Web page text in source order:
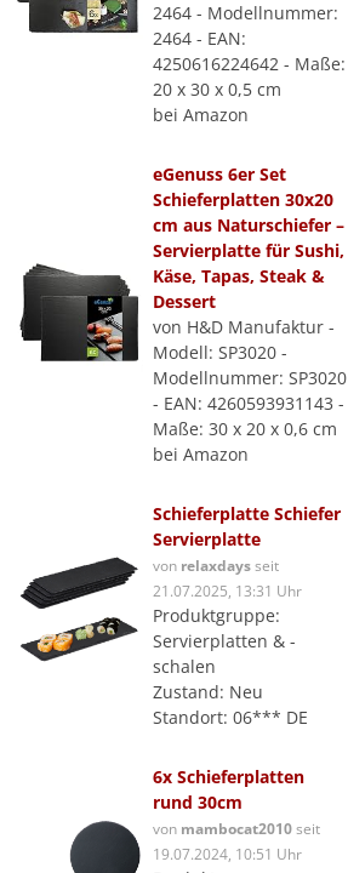
2464 - Modellnummer:
2464 - EAN:
4250616224642 - Maße:
20 x 30 x 0,5 cm
bei Amazon
eGenuss 6er Set
Schieferplatten 30x20
cm aus Naturschiefer –
Servierplatte für Sushi,
Käse, Tapas, Steak &
Dessert
von H&D Manufaktur -
Modell: SP3020 -
Modellnummer: SP3020
- EAN: 4260593931143 -
Maße: 30 x 20 x 0,6 cm
bei Amazon
Schieferplatte Schiefer
Servierplatte
von relaxdaysseit
21.07.2025, 13:31 Uhr
Produktgruppe:
Servierplatten & -
schalen
Zustand: Neu
Standort: 06*** DE
6x Schieferplatten
rund 30cm
von mambocat2010seit
19.07.2024, 10:51 Uhr